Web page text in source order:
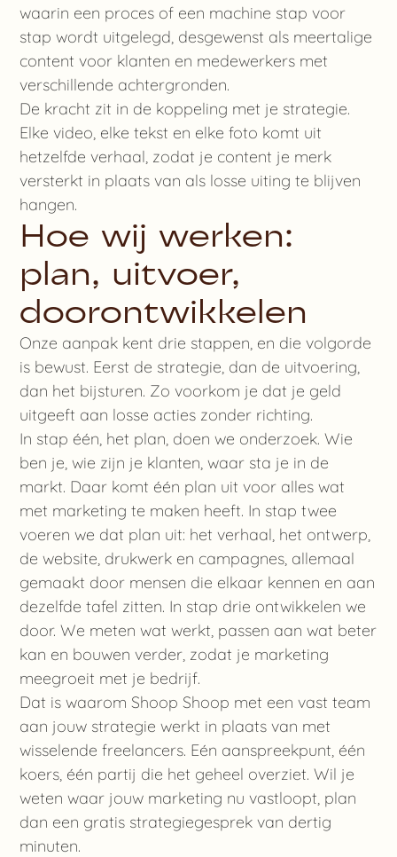
waarin een proces of een machine stap voor
stap wordt uitgelegd, desgewenst als meertalige
content voor klanten en medewerkers met
verschillende achtergronden.
De kracht zit in de koppeling met je strategie.
Elke video, elke tekst en elke foto komt uit
hetzelfde verhaal, zodat je content je merk
versterkt in plaats van als losse uiting te blijven
hangen.
Hoe wij werken:
plan, uitvoer,
doorontwikkelen
Onze aanpak kent drie stappen, en die volgorde
is bewust. Eerst de strategie, dan de uitvoering,
dan het bijsturen. Zo voorkom je dat je geld
uitgeeft aan losse acties zonder richting.
In stap één, het plan, doen we onderzoek. Wie
ben je, wie zijn je klanten, waar sta je in de
markt. Daar komt één plan uit voor alles wat
met marketing te maken heeft. In stap twee
voeren we dat plan uit: het verhaal, het ontwerp,
de website, drukwerk en campagnes, allemaal
gemaakt door mensen die elkaar kennen en aan
dezelfde tafel zitten. In stap drie ontwikkelen we
door. We meten wat werkt, passen aan wat beter
kan en bouwen verder, zodat je marketing
meegroeit met je bedrijf.
Dat is waarom Shoop Shoop met een vast team
aan jouw strategie werkt in plaats van met
wisselende freelancers. Eén aanspreekpunt, één
koers, één partij die het geheel overziet. Wil je
weten waar jouw marketing nu vastloopt, plan
dan een gratis strategiegesprek van dertig
minuten.